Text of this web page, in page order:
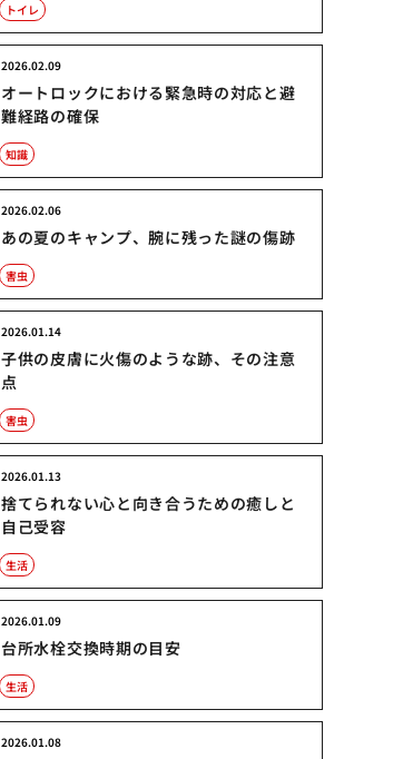
トイレ
オートロックにおける緊急時の対応と避
難経路の確保
2026.02.09
知識
あの夏のキャンプ、腕に残った謎の傷跡
2026.02.06
害虫
子供の皮膚に火傷のような跡、その注意
点
2026.01.14
害虫
捨てられない心と向き合うための癒しと
自己受容
2026.01.13
生活
台所水栓交換時期の目安
2026.01.09
生活
2026.01.08